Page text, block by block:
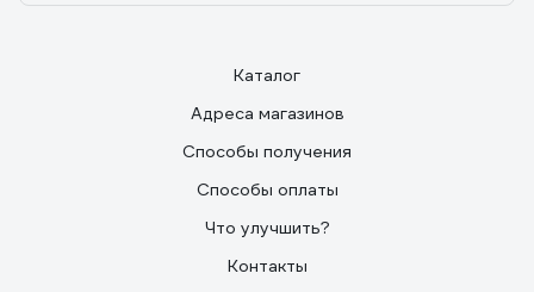
Каталог
Адреса магазинов
Способы получения
Способы оплаты
Что улучшить?
Контакты